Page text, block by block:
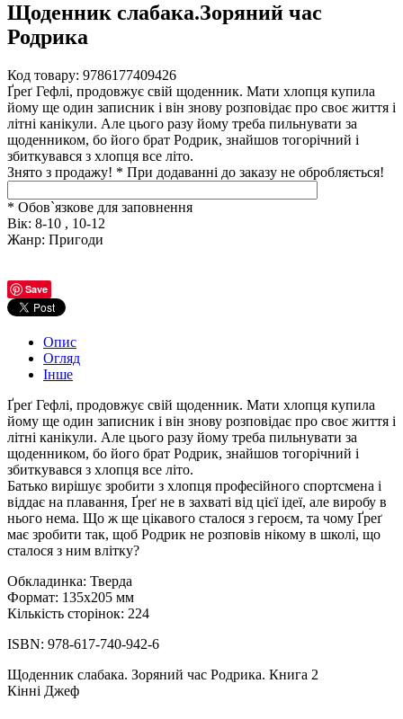
Щоденник слабака.Зоряний час
Родрика
Код товару: 9786177409426
Ґреґ Гефлі, продовжує свій щоденник. Мати хлопця купила
йому ще один записник і він знову розповідає про своє життя і
літні канікули. Але цього разу йому треба пильнувати за
щоденником, бо його брат Родрик, знайшов тогорічний і
збиткувався з хлопця все літо.
Знято з продажу! * При додаванні до заказу не обробляється!
* Обов`язкове для заповнення
Вік: 8-10 , 10-12
Жанр: Пригоди
Save
Опис
Огляд
Інше
Ґреґ Гефлі, продовжує свій щоденник. Мати хлопця купила
йому ще один записник і він знову розповідає про своє життя і
літні канікули. Але цього разу йому треба пильнувати за
щоденником, бо його брат Родрик, знайшов тогорічний і
збиткувався з хлопця все літо.
Батько вирішує зробити з хлопця професійного спортсмена і
віддає на плавання, Ґреґ не в захваті від цієї ідеї, але виробу в
нього нема. Що ж ще цікавого сталося з героєм, та чому Ґреґ
має зробити так, щоб Родрик не розповів нікому в школі, що
сталося з ним влітку?
Обкладинка: Тверда
Формат: 135x205 мм
Кількість сторінок: 224
ISBN: 978-617-740-942-6
Щоденник слабака. Зоряний час Родрика. Книга 2
Кінні Джеф